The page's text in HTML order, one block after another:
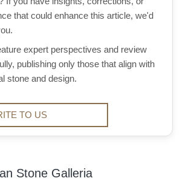
that could enhance this article, we'd
expert perspectives and review
publishing only those that align with
stone and design.
TO US
Stone Galleria